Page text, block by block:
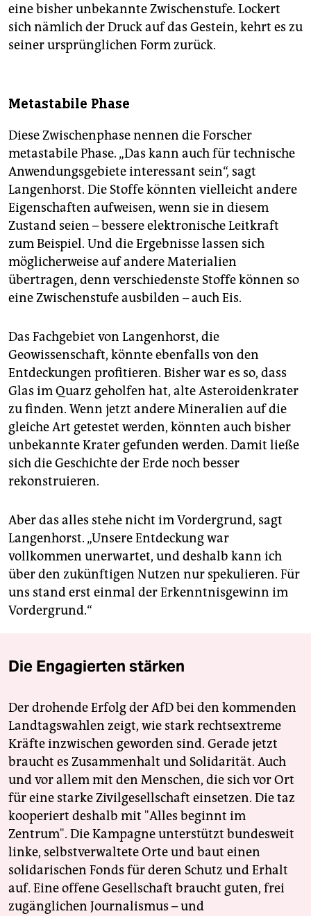
eine bisher unbekannte Zwischenstufe. Lockert
sich nämlich der Druck auf das Gestein, kehrt es zu
seiner ursprünglichen Form zurück.
Metastabile Phase
Diese Zwischenphase nennen die Forscher
metastabile Phase. „Das kann auch für technische
Anwendungsgebiete interessant sein“, sagt
Langenhorst. Die Stoffe könnten vielleicht andere
Eigenschaften aufweisen, wenn sie in diesem
Zustand seien – bessere elek­tronische Leitkraft
zum Beispiel. Und die Ergebnisse lassen sich
möglicherweise auf andere Materialien
übertragen, denn verschiedenste Stoffe können so
eine Zwischenstufe ausbilden – auch Eis.
Das Fachgebiet von Langenhorst, die
Geowissenschaft, könnte ebenfalls von den
Entdeckungen profitieren. Bisher war es so, dass
Glas im Quarz geholfen hat, alte Asteroidenkrater
zu finden. Wenn jetzt andere Mineralien auf die
gleiche Art getestet werden, könnten auch bisher
unbekannte Krater gefunden werden. Damit ließe
sich die Geschichte der Erde noch besser
rekonstruieren.
Aber das alles stehe nicht im Vordergrund, sagt
Langenhorst. „Unsere Entdeckung war
vollkommen unerwartet, und deshalb kann ich
über den zukünftigen Nutzen nur spekulieren. Für
uns stand erst einmal der Erkenntnisgewinn im
Vordergrund.“
Die Engagierten stärken
Der drohende Erfolg der AfD bei den kommenden
Landtagswahlen zeigt, wie stark rechtsextreme
Kräfte inzwischen geworden sind. Gerade jetzt
braucht es Zusammenhalt und Solidarität. Auch
und vor allem mit den Menschen, die sich vor Ort
für eine starke Zivilgesellschaft einsetzen. Die taz
kooperiert deshalb mit "Alles beginnt im
Zentrum". Die Kampagne unterstützt bundesweit
linke, selbstverwaltete Orte und baut einen
solidarischen Fonds für deren Schutz und Erhalt
auf. Eine offene Gesellschaft braucht guten, frei
zugänglichen Journalismus – und